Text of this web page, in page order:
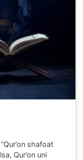
shafoat
Qur’on uni